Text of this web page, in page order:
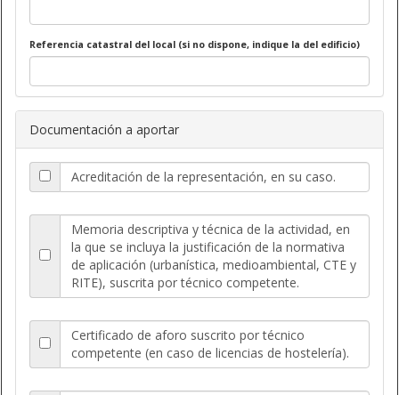
Referencia catastral del local (si no dispone, indique la del edificio)
Documentación a aportar
Acreditación de la representación, en su caso.
Memoria descriptiva y técnica de la actividad, en
la que se incluya la justificación de la normativa
de aplicación (urbanística, medioambiental, CTE y
RITE), suscrita por técnico competente.
Certificado de aforo suscrito por técnico
competente (en caso de licencias de hostelería).